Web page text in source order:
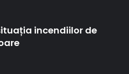
incendiilor de